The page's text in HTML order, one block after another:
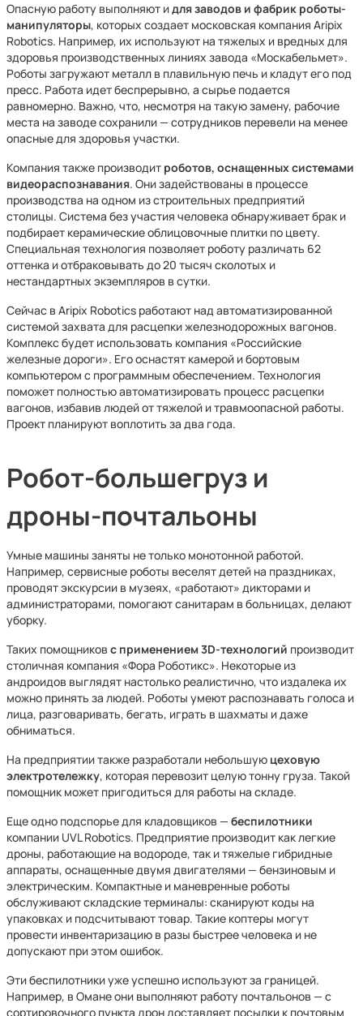
Опасную работу выполняют идля заводов и фабрик роботы-
манипуляторы, которых создает московская компания Aripix
Robotics. Например, их используют на тяжелых и вредных для
здоровья производственных линиях завода «Москабельмет».
Роботы загружают металл в плавильную печь и кладут его под
пресс. Работа идет беспрерывно, а сырье подается
равномерно. Важно, что, несмотря на такую замену, рабочие
места на заводе сохранили — сотрудников перевели на менее
опасные для здоровья участки.
Компания также производит роботов, оснащенных системами
видеораспознавания. Они задействованы в процессе
производства на одном из строительных предприятий
столицы. Система без участия человека обнаруживает брак и
подбирает керамические облицовочные плитки по цвету.
Специальная технология позволяет роботу различать 62
оттенка и отбраковывать до 20 тысяч сколотых и
нестандартных экземпляров в сутки.
Сейчас в Aripix Robotics работают над автоматизированной
системой захвата для расцепки железнодорожных вагонов.
Комплекс будет использовать компания «Российские
железные дороги». Его оснастят камерой и бортовым
компьютером с программным обеспечением. Технология
поможет полностью автоматизировать процесс расцепки
вагонов, избавив людей от тяжелой и травмоопасной работы.
Проект планируют воплотить за два года.
Робот-большегруз и
дроны-почтальоны
Умные машины заняты не только монотонной работой.
Например, сервисные роботы веселят детей на праздниках,
проводят экскурсии в музеях, «работают» дикторами и
администраторами, помогают санитарам в больницах, делают
уборку.
Таких помощников с применением 3D-технологий производит
столичная компания «Фора Роботикс». Некоторые из
андроидов выглядят настолько реалистично, что издалека их
можно принять за людей. Роботы умеют распознавать голоса и
лица, разговаривать, бегать, играть в шахматы и даже
обниматься.
На предприятии также разработали небольшую цеховую
электротележку, которая перевозит целую тонну груза. Такой
помощник может пригодиться для работы на складе.
Еще одно подспорье для кладовщиков — беспилотники
компании UVL Robotics. Предприятие производит как легкие
дроны, работающие на водороде, так и тяжелые гибридные
аппараты, оснащенные двумя двигателями — бензиновым и
электрическим. Компактные и маневренные роботы
обслуживают складские терминалы: сканируют коды на
упаковках и подсчитывают товар. Такие коптеры могут
провести инвентаризацию в разы быстрее человека и не
допускают при этом ошибок.
Эти беспилотники уже успешно используют за границей.
Например, в Омане они выполняют работу почтальонов — с
сортировочного пункта дрон доставляет посылки к почтовым